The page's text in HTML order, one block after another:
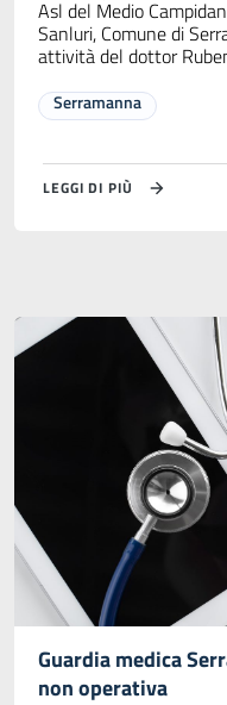
Asl del Medio
Sanluri, Comune di
attività del dottor
Serramanna
LEGGI DI PIÙ
Guardia medica
non operativa